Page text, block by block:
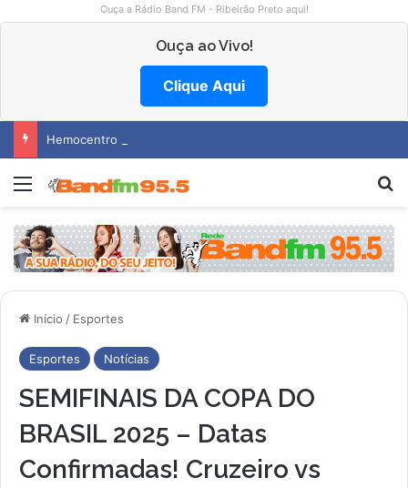
Ouça a Rádio Band FM - Ribeirão Preto aqui!
Ouça ao Vivo!
Clique Aqui
Hemocentro abre vagas na região
Menu
Início / Esportes
Esportes Notícias
SEMIFINAIS DA COPA DO
BRASIL 2025 – Datas
Confirmadas! Cruzeiro vs